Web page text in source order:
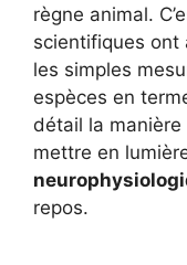
règne animal.
scientifiques ont
les simples
espèces en
détail la
mettre en
repos.